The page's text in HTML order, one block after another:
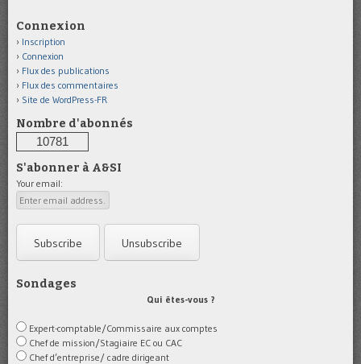
Connexion
Inscription
Connexion
Flux des publications
Flux des commentaires
Site de WordPress-FR
Nombre d'abonnés
10781
S'abonner à A&SI
Your email:
Sondages
Qui êtes-vous ?
Expert-comptable/Commissaire aux comptes
Chef de mission/Stagiaire EC ou CAC
Chef d’entreprise/ cadre dirigeant